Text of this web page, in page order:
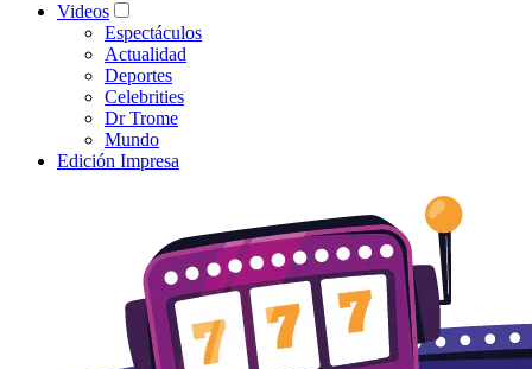
Videos
Espectáculos
Actualidad
Deportes
Celebrities
Dr Trome
Mundo
Edición Impresa